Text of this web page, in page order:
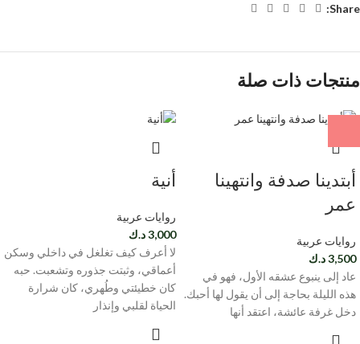
Share:
منتجات ذات صلة
أبتدينا صدفة وانتهينا
عمر
روايات عربية
3,500د.ك
عاد إلى ينبوع عشقه الأول، فهو في
هذه الليلة بحاجة إلى أن يقول لها أحبك.
دخل غرفة عائشة، اعتقد أنها
أنية
روايات عربية
3,000د.ك
لا أعرف كيف تغلغل في داخلي وسكن
أعماقي، وثبتت جذوره وتشعبت. حبه
كان خطيئتي وطُهري، كان شرارة
الحياة لقلبي وإنذار